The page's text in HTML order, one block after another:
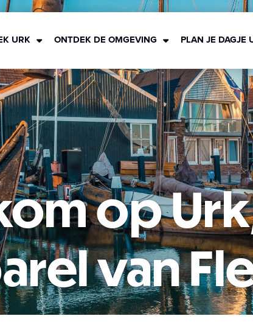
URK ONTDEK DE OMGEVING PLAN JE DAGJE
op
van